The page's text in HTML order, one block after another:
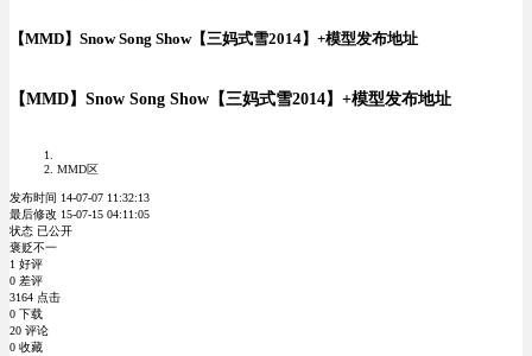
【MMD】Snow Song Show【三妈式雪2014】+模型发布地址
【MMD】Snow Song Show【三妈式雪2014】+模型发布地址
MMD区
发布时间 14-07-07 11:32:13
最后修改 15-07-15 04:11:05
状态 已公开
褒贬不一
1 好评
0 差评
3164 点击
0 下载
20 评论
0 收藏